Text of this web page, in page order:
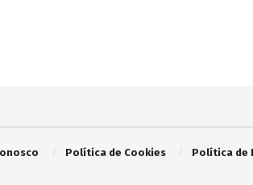
Política de Cookies Política de